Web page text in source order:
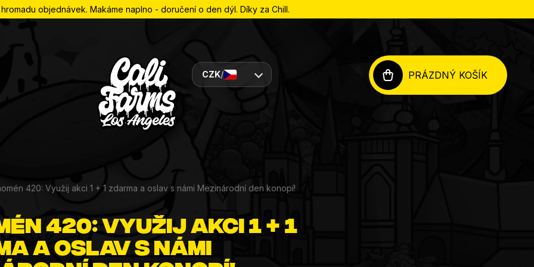
objednávek. Makáme naplno - doručení o den dýl. Díky za Chill.
CZK/ PRÁZDNÝ KOŠÍK
420: Využij akci 1 + 1 zdarma a oslav s námi Mezinárodní den konopí!
420: Využij akci 1 + 1
a oslav s námi